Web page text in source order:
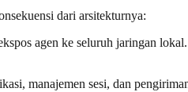
dari arsitekturnya:
agen ke seluruh jaringan
manajemen sesi, dan